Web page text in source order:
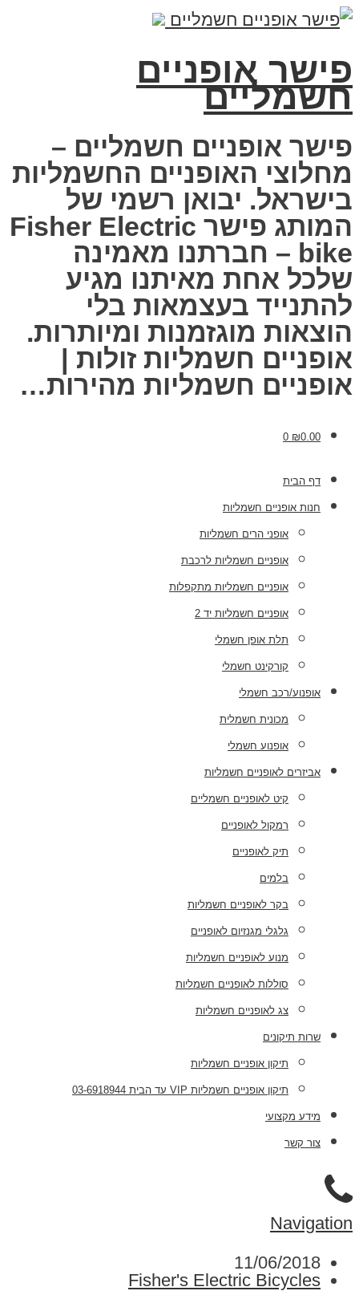
פישר אופניים
חשמליים
פישר אופניים חשמליים –
מחלוצי האופניים החשמליות
בישראל. יבואן רשמי של
המותג פישר Fisher Electric
bike – חברתנו מאמינה
שלכל אחת מאיתנו מגיע
להתנייד בעצמאות בלי
הוצאות מוגזמנות ומיותרות.
אופניים חשמליות זולות |
אופניים חשמליות מהירות…
₪0.00
0
דף הבית
חנות אופניים חשמליות
אופני הרים חשמליות
אופניים חשמליות לרכבת
אופניים חשמליות מתקפלות
אופניים חשמליות יד 2
תלת אופן חשמלי
קורקינט חשמלי
אופנוע/רכב חשמלי
מכונית חשמלית
אופנוע חשמלי
אביזרים לאופניים חשמליות
קיט לאופניים חשמליים
רמקול לאופניים
תיק לאופניים
בלמים
בקר לאופניים חשמליות
גלגלי מגנזיום לאופניים
מנוע לאופניים חשמליות
סוללות לאופניים חשמליות
צג לאופניים חשמליות
שרות תיקונים
תיקון אופניים חשמליות
תיקון אופניים חשמליות VIP עד הבית 03-6918944
מידע מקצועי
צור קשר
Navigation
11/06/2018
Fisher's Electric Bicycles